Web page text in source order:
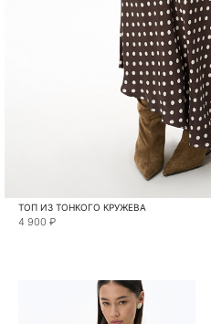
ТОП ИЗ ТОНКОГО КРУЖЕВА
4 900 ₽